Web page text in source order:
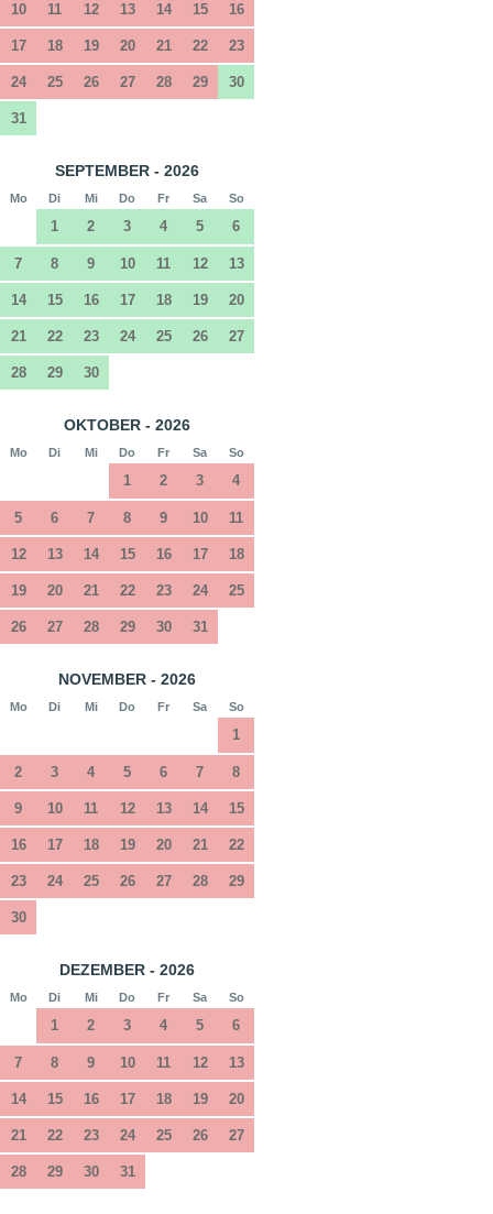
10 11 12 13 14 15 16
17 18 19 20 21 22 23
24 25 26 27 28 29 30
31
SEPTEMBER - 2026
Mo Di Mi Do Fr Sa So
1 2 3 4 5 6
7 8 9 10 11 12 13
14 15 16 17 18 19 20
21 22 23 24 25 26 27
28 29 30
OKTOBER - 2026
Mo Di Mi Do Fr Sa So
1 2 3 4
5 6 7 8 9 10 11
12 13 14 15 16 17 18
19 20 21 22 23 24 25
26 27 28 29 30 31
NOVEMBER - 2026
Mo Di Mi Do Fr Sa So
1
2 3 4 5 6 7 8
9 10 11 12 13 14 15
16 17 18 19 20 21 22
23 24 25 26 27 28 29
30
DEZEMBER - 2026
Mo Di Mi Do Fr Sa So
1 2 3 4 5 6
7 8 9 10 11 12 13
14 15 16 17 18 19 20
21 22 23 24 25 26 27
28 29 30 31